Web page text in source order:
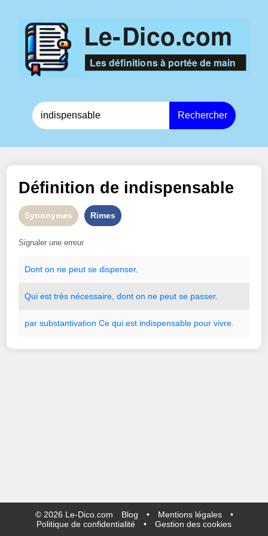
Rechercher
Définition de indispensable
Synonymes Rimes
Signaler une erreur
Dont on ne peut se dispenser.
Qui est très nécessaire ,dont on ne peut se passer.
par substantivation Ce qui est indispensable pour vivre.
© 2026 Le-Dico.com Blog • Mentions légales
•
Politique de confidentialité
• Gestion des cookies